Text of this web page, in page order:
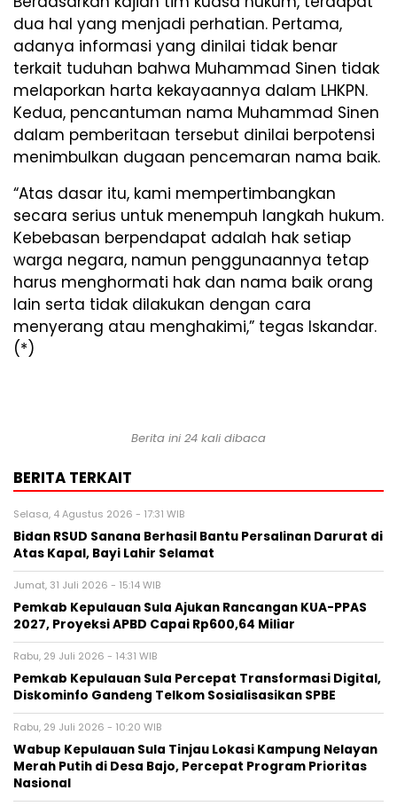
dua hal yang menjadi perhatian. Pertama,
adanya informasi yang dinilai tidak benar
terkait tuduhan bahwa Muhammad Sinen tidak
melaporkan harta kekayaannya dalam LHKPN.
Kedua, pencantuman nama Muhammad Sinen
dalam pemberitaan tersebut dinilai berpotensi
menimbulkan dugaan pencemaran nama baik.
“Atas dasar itu, kami mempertimbangkan
secara serius untuk menempuh langkah hukum.
Kebebasan berpendapat adalah hak setiap
warga negara, namun penggunaannya tetap
harus menghormati hak dan nama baik orang
lain serta tidak dilakukan dengan cara
menyerang atau menghakimi,” tegas Iskandar.
(*)
Berita ini 24 kali dibaca
BERITA TERKAIT
Selasa, 4 Agustus 2026 - 17:31 WIB
Bidan RSUD Sanana Berhasil Bantu Persalinan Darurat di
Atas Kapal, Bayi Lahir Selamat
Jumat, 31 Juli 2026 - 15:14 WIB
Pemkab Kepulauan Sula Ajukan Rancangan KUA-PPAS
2027, Proyeksi APBD Capai Rp600,64 Miliar
Rabu, 29 Juli 2026 - 14:31 WIB
Pemkab Kepulauan Sula Percepat Transformasi Digital,
Diskominfo Gandeng Telkom Sosialisasikan SPBE
Rabu, 29 Juli 2026 - 10:20 WIB
Wabup Kepulauan Sula Tinjau Lokasi Kampung Nelayan
Merah Putih di Desa Bajo, Percepat Program Prioritas
Nasional